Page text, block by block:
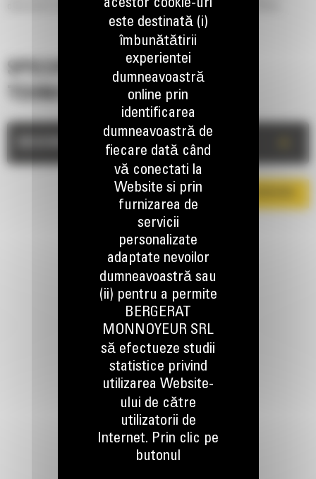
dimensiune compactă, ajutându-vă să lucrați în condițiile cele mai dificile.
SPECIFICATII
TEHNICE
TINEM LEGATURA
Apelati-ne
0800 89 10 10
acestor cookie-uri
este destinată (i)
îmbunătătirii
experientei
dumneavoastră
online prin
identificarea
dumneavoastră de
fiecare dată când
vă conectati la
Website si prin
furnizarea de
servicii
personalizate
adaptate nevoilor
dumneavoastră sau
(ii) pentru a permite
BERGERAT
MONNOYEUR SRL
să efectueze studii
statistice privind
utilizarea Website-
ului de către
utilizatorii de
Internet. Prin clic pe
butonul